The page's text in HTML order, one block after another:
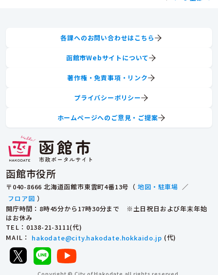
函館市役所
〒040-8666 北海道函館市東雲町4番13号（ 地図・駐車場 ／
フロア図 ）
開庁時間：8時45分から17時30分まで ※土日祝日および年末年始
はお休み
TEL ：0138-21-3111(代)
MAIL ： hakodate@city.hakodate.hokkaido.jp (代)
各課へのお問い合わせはこちら
函館市Webサイトについて
著作権・免責事項・リンク
プライバシーポリシー
ホームページへのご意見・ご提案